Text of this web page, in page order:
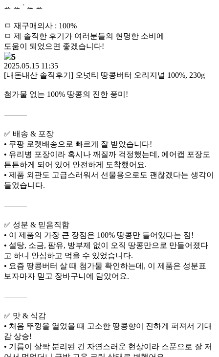
ꕀ ꕀ ᐝ ꕀ ꕀ
ㅁ 재구매의사 : 100%
ㅁ 제 솔직한 후기가 여러분들의 현명한 소비에
도움이 되었으면 좋겠습니다!
5
2025.05.15 11:35
[내돈내산 솔직후기] 오넛티 땅콩버터 오리지널 100%, 230g
첨가물 없는 100% 땅콩의 진한 풍미!
⸻
✅ 배송 & 포장
• 쿠팡 로켓배송으로 빠르게 잘 받았습니다!
• 유리병 포장이라 혹시나 깨질까 걱정했는데, 에어캡 포장도
튼튼하게 되어 있어 안전하게 도착했어요.
• 제품 외관도 고급스러워서 선물용으로도 괜찮겠다는 생각이
들었습니다.
⸻
✅ 성분 & 믿음직함
• 이 제품의 가장 큰 장점은 100% 땅콩만 들어있다는 점!
• 설탕, 소금, 팜유, 방부제 없이 오직 땅콩만으로 만들어졌다
고 하니 안심하고 먹을 수 있었습니다.
• 요즘 땅콩버터 살 때 첨가물 확인하는데, 이 제품은 성분표
보자마자 믿고 장바구니에 담았어요.
⸻
✅ 맛 & 식감
• 처음 뚜껑을 열었을 때 고소한 땅콩향이 진하게 퍼져서 기대
감 상승!
• 기름이 살짝 분리된 건 자연스러운 현상이라 스푼으로 잘 저